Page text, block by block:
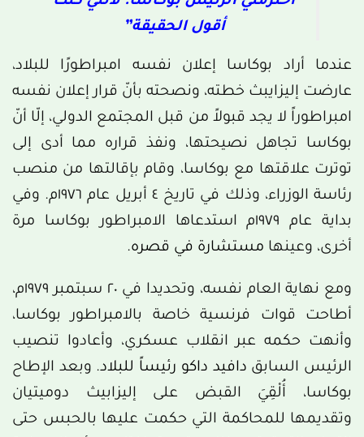
أقول الحقيقة”
عندما أراد بوكاسا إعلان نفسه امبراطورًا للبلاد،
عارضت إليزايبث خطته، ونصحته بأنّ قرار إعلان نفسه
امبراطوراً لا يجد قبولاً من قبل المجتمع الدولي، إلّا أنّ
بوكاسا تجاهل نصيحتها، ونفذ قراره مما أدى إلى
توترت علاقتها مع بوكاسا، وقام بإقالتها من منصب
رئاسة الوزراء، وذلك في تاريخ ٤ أبريل عام ١٩٧٦م. وفي
بداية عام ١٩٧٩م استدعاها الامبراطور بوكاسا مرة
أخرى، وعينها مستشارة في قصره.
ومع نهاية العام نفسه، وتحديدا في ٢٠ سبتمبر ١٩٧٩م،
أطاحت قوات فرنسية خاصة بالامبراطور بوكاسا،
وأنهت حكمه عبر انقلاب عسكري، وأعادوا تنصيب
الرئيس السابق دافيد داكو رئيساً للبلاد. وبعد الإطاح
بوكاسا، أُلْقِيَ القبض على إليزابيث دوميتيان
وتقديمها للمحاكمة التي حكمت عليها بالحبس حتى